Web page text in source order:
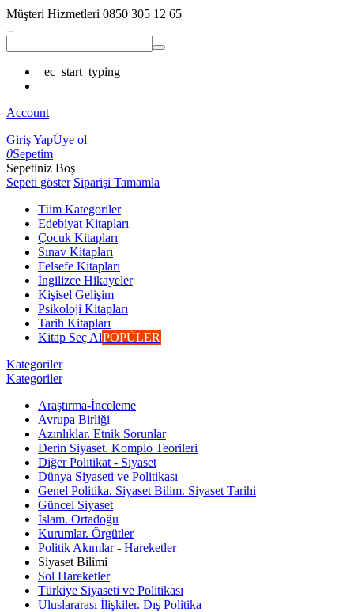
Müşteri Hizmetleri 0850 305 12 65
_ec_start_typing
Account
Giriş YapÜye ol
0Sepetim
Sepetiniz Boş
Sepeti göster Siparişi Tamamla
Tüm Kategoriler
Edebiyat Kitapları
Çocuk Kitapları
Sınav Kitapları
Felsefe Kitapları
İngilizce Hikayeler
Kişisel Gelişim
Psikoloji Kitapları
Tarih Kitapları
Kitap Seç AlPOPÜLER
Kategoriler
Kategoriler
Araştırma-İnceleme
Avrupa Birliği
Azınlıklar. Etnik Sorunlar
Derin Siyaset. Komplo Teorileri
Diğer Politikat - Siyaset
Dünya Siyaseti ve Politikası
Genel Politika. Siyaset Bilim. Siyaset Tarihi
Güncel Siyaset
İslam. Ortadoğu
Kurumlar. Örgütler
Politik Akımlar - Hareketler
Siyaset Bilimi
Sol Hareketler
Türkiye Siyaseti ve Politikası
Uluslararası İlişkiler. Dış Politika